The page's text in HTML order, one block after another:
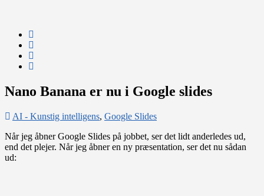
Nano Banana er nu i Google slides
AI - Kunstig intelligens, Google Slides
Når jeg åbner Google Slides på jobbet, ser det lidt anderledes ud,
end det plejer. Når jeg åbner en ny præsentation, ser det nu sådan
ud: